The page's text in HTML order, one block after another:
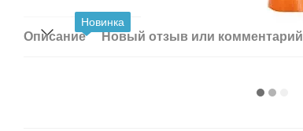
Новинка
Описание Новый отзыв или комментарий